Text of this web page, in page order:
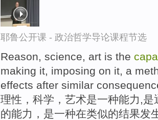
耶鲁公开课 - 政治哲学导论课程节选
Reason, science, art is the
making it, imposing on it, a
effects after similar
理性，科学，艺术是一种能力,
的能力，是一种在类似的结果发